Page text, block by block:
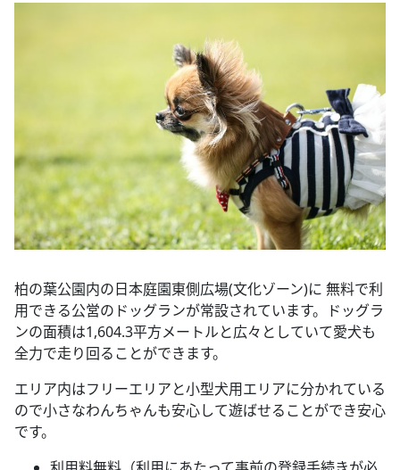
柏の葉公園内の日本庭園東側広場(文化ゾーン)に 無料で利
用できる公営のドッグランが常設されています。ドッグラ
ンの面積は1,604.3平方メートルと広々としていて愛犬も
全力で走り回ることができます。
エリア内はフリーエリアと小型犬用エリアに分かれている
ので小さなわんちゃんも安心して遊ばせることができ安心
です。